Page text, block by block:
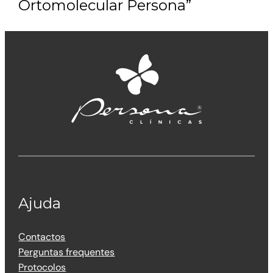
Ortomolecular Persona”
Ajuda
Contactos
Perguntas frequentes
Protocolos